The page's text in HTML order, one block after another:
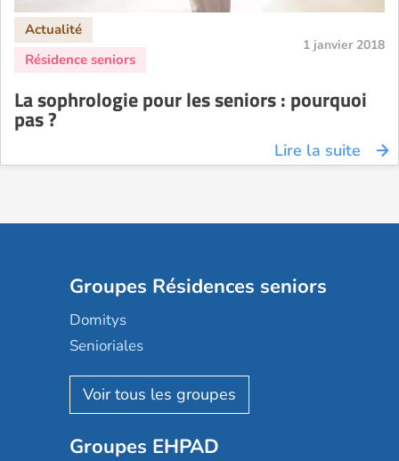
1 janvier 2018
La sophrologie pour les seniors : pourquoi
pas ?
Lire la suite
Groupes Résidences seniors
Domitys
Senioriales
Nohée
Les Résidentiels
Mobicap
Groupes EHPAD